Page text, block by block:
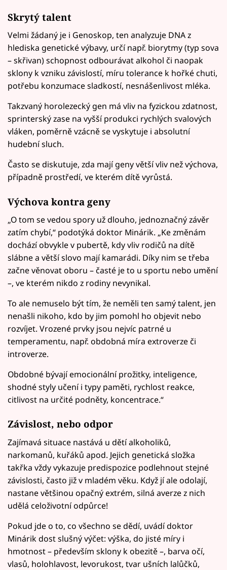
Skrytý talent
Velmi žádaný je i Genoskop, ten analyzuje DNA z
hlediska genetické výbavy, určí např. biorytmy (typ sova
– skřivan) schopnost odbourávat alkohol či naopak
sklony k vzniku závislostí, míru tolerance k hořké chuti,
potřebu konzumace sladkostí, nesnášenlivost mléka.
Takzvaný horolezecký gen má vliv na fyzickou zdatnost,
sprinterský zase na vyšší produkci rychlých svalových
vláken, poměrně vzácně se vyskytuje i absolutní
hudební sluch.
Často se diskutuje, zda mají geny větší vliv než výchova,
případně prostředí, ve kterém dítě vyrůstá.
Výchova kontra geny
„O tom se vedou spory už dlouho, jednoznačný závěr
zatím chybí,“ podotýká doktor Minárik. „Ke změnám
dochází obvykle v pubertě, kdy vliv rodičů na dítě
slábne a větší slovo mají kamarádi. Díky nim se třeba
začne věnovat oboru – časté je to u sportu nebo umění
–, ve kterém nikdo z rodiny nevynikal.
To ale nemuselo být tím, že neměli ten samý talent, jen
nenašli nikoho, kdo by jim pomohl ho objevit nebo
rozvíjet. Vrozené prvky jsou nejvíc patrné u
temperamentu, např. obdobná míra extroverze či
introverze.
Obdobné bývají emocionální prožitky, inteligence,
shodné styly učení i typy paměti, rychlost reakce,
citlivost na určité podněty, koncentrace.“
Závislost, nebo odpor
Zajímavá situace nastává u dětí alkoholiků,
narkomanů, kuřáků apod. Jejich genetická složka
takřka vždy vykazuje predispozice podlehnout stejné
závislosti, často již v mladém věku. Když jí ale odolají,
nastane většinou opačný extrém, silná averze z nich
udělá celoživotní odpůrce!
Pokud jde o to, co všechno se dědí, uvádí doktor
Minárik dost slušný výčet: výška, do jisté míry i
hmotnost – především sklony k obezitě –, barva očí,
vlasů, holohlavost, levorukost, tvar ušních lalůčků,